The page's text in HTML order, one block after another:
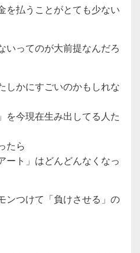
を払うことがとても少ない
いってのが大前提なんだろ
しかにすごいのかもしれな
を今現在生み出してる人た
たら
ート」はどんどんなくなっ
ンつけて「負けさせる」の